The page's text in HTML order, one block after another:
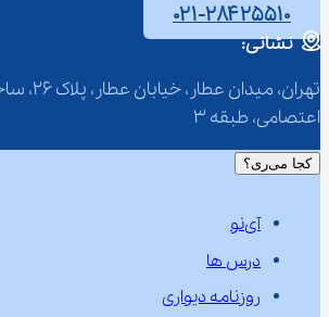
۰۲۱-۲۸۴۲۵۵۱۰
نشانی:
تهران،
اعتصامی، طبقه 3
کجا می‌ری؟
آی‌نو
درس ها
روزنامه دیواری